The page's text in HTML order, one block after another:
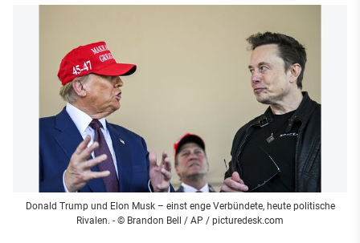
Donald Trump und Elon Musk – einst enge Verbündete, heute politische
Rivalen. - © Brandon Bell / AP / picturedesk.com